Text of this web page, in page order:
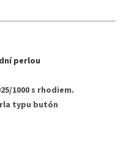
perlou
1000 s rhodiem.
typu butón